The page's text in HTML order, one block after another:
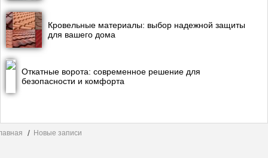
Кровельные материалы: выбор надежной защиты
для вашего дома
Откатные ворота: современное решение для
безопасности и комфорта
Новые записи